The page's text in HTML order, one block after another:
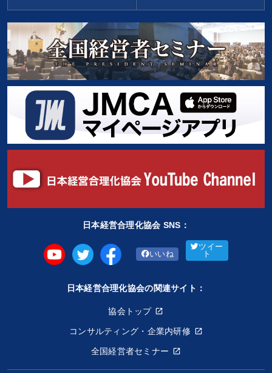
日本経営合理化協会 SNS：
いいね
ツイー
ト
日本経営合理化協会の関連サイト：
協会トップ
コンサルティング・企業内研修
全国経営者セミナー